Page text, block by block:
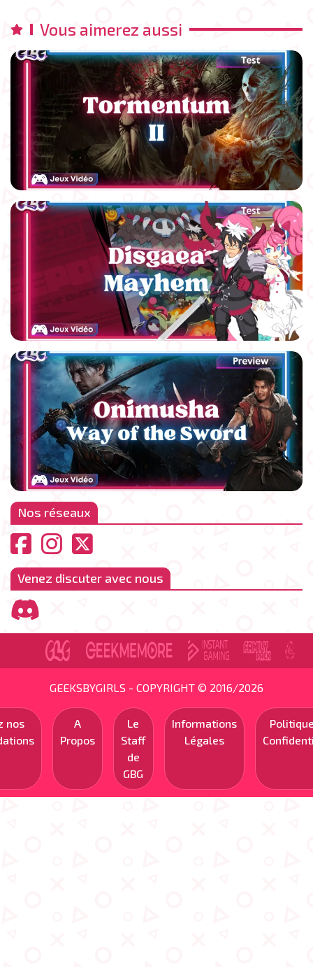
Vous aimerez aussi
Nos réseaux
Venez discuter avec nous
GEEKSBYGIRLS - COPYRIGHT © 2016/2026
nos
A
Propos
Le
Staff
de
GBG
Informations
Légales